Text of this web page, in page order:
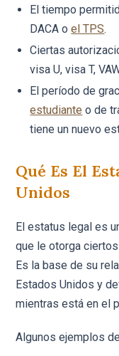
El tiempo
DACA oel TPS.
Ciertas
visa U, visa T,
El período de
estudiante o de
tiene un nuevo
Qué Es El
Unidos
El estatus legal es
que le otorga
Es la base de su
Estados Unidos y
mientras está en el
Algunos ejemplos